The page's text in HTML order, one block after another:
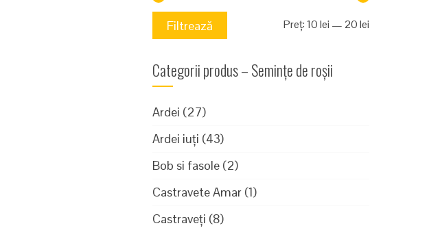
Filtrează Preț:10 lei — 20 lei
Categorii produs – Semințe de roșii
Ardei (27)
Ardei iuți (43)
Bob si fasole (2)
Castravete Amar (1)
Castraveți (8)